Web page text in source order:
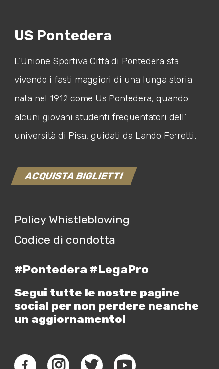
US Pontedera
L’Unione Sportiva Città di Pontedera sta
vivendo i fasti maggiori di una lunga storia
nata nel 1912 come Us Pontedera, quando
alcuni giovani studenti frequentatori dell’
università di Pisa, guidati da Lando Ferretti.
ACQUISTA BIGLIETTI
Policy Whistleblowing
Codice di condotta
#Pontedera #LegaPro
Segui tutte le nostre pagine
social per non perdere neanche
un aggiornamento!